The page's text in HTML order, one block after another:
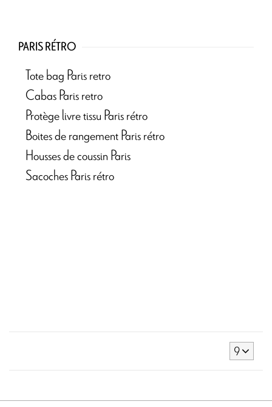
PARIS RÉTRO
Tote bag Paris retro
Cabas Paris retro
Protège livre tissu Paris rétro
Boites de rangement Paris rétro
Housses de coussin Paris
Sacoches Paris rétro
9